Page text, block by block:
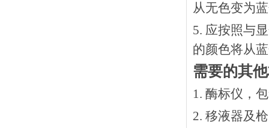
从无色变为
5. 应按照与
的颜色将从
需要的其
1. 酶标仪，
2. 移液器及